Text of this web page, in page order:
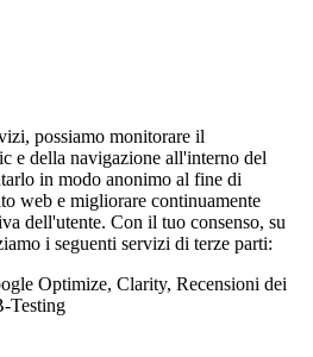
possiamo monitorare il
e della navigazione all'interno del
in modo anonimo al fine di
web e migliorare continuamente
dell'utente. Con il tuo consenso, su
i seguenti servizi di terze parti:
Optimize, Clarity, Recensioni dei
Testing